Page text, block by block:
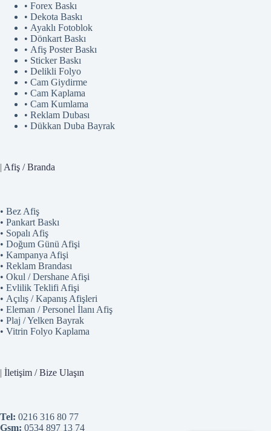
• Forex Baskı
• Dekota Baskı
• Ayaklı Fotoblok
• Dönkart Baskı
• Afiş Poster Baskı
• Sticker Baskı
• Delikli Folyo
• Cam Giydirme
• Cam Kaplama
• Cam Kumlama
• Reklam Dubası
• Dükkan Duba Bayrak
| Afiş / Branda
• Bez Afiş
• Pankart Baskı
• Sopalı Afiş
• Doğum Günü Afişi
• Kampanya Afişi
• Reklam Brandası
• Okul / Dershane Afişi
• Evlilik Teklifi Afişi
• Açılış / Kapanış Afişleri
• Eleman / Personel İlanı Afiş
• Plaj / Yelken Bayrak
• Vitrin Folyo Kaplama
| İletişim / Bize Ulaşın
Tel: 0216 316 80 77
Gsm: 0534 897 13 74